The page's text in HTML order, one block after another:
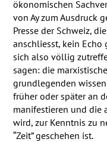
ökonomischen
von Ay zum Ausdruck
Presse der Schweiz,
anschliesst, kein Echo
sich also völlig
sagen: die
grundlegenden
früher oder später an
manifestieren und die
wird, zur Kenntnis zu
“Zeit” geschehen ist.